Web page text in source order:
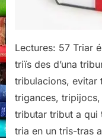
Lectures: 57 Triar
triïs des d’una
tribulacions, evitar
trigances, tripijocs,
tributar tribut a qui
tria en un tris-tras